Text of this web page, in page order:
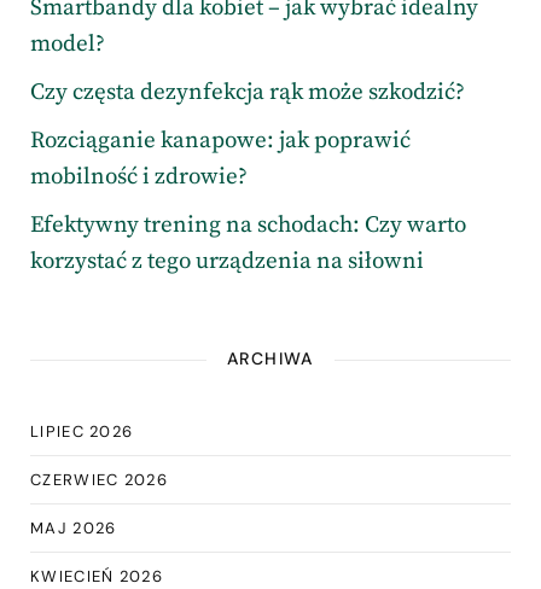
Smartbandy dla kobiet – jak wybrać idealny
model?
Czy częsta dezynfekcja rąk może szkodzić?
Rozciąganie kanapowe: jak poprawić
mobilność i zdrowie?
Efektywny trening na schodach: Czy warto
korzystać z tego urządzenia na siłowni
ARCHIWA
LIPIEC 2026
CZERWIEC 2026
MAJ 2026
KWIECIEŃ 2026